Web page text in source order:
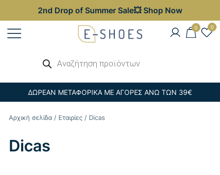
2nd Drop of Summer Sale💥 Shop Now
Παπούτσια – Επώνυμες Τσάντες στις
0 0
προϊόντων
ΔΩΡΕΑΝ ΜΕΤΑΦΟΡΙΚΑ ΜΕ ΑΓΟΡΕΣ ΑΝΩ ΤΩΝ 39€
Αρχική σελίδα / Εταιρίες / Dicas
Dicas